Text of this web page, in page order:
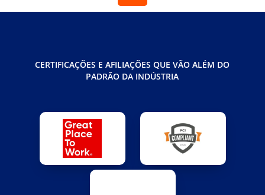
CERTIFICAÇÕES E AFILIAÇÕES QUE VÃO ALÉM DO
PADRÃO DA INDÚSTRIA